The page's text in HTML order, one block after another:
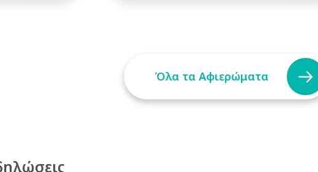
Όλα τα Αφιερώματα